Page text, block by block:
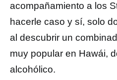
acompañamiento a los
hacerle caso y sí, solo
al descubrir un
muy popular en Hawái,
alcohólico.